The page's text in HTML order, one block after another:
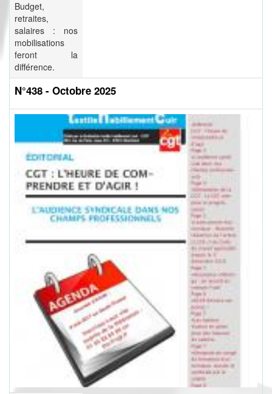
Budget,
retraites,
salaires : nos
mobilisations
feront la
différence.
N°438 - Octobre 2025